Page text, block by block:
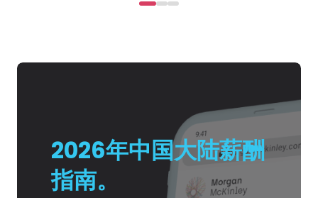
2026年中国大陆薪酬
指南。